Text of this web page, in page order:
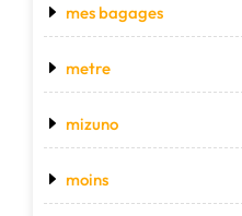
mes bagages
metre
mizuno
moins